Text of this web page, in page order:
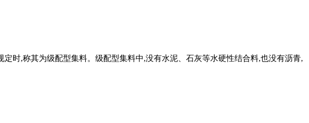
时,称其为级配型集料。级配型集料中,没有水泥、石灰等水硬性结合料,也没有沥青,